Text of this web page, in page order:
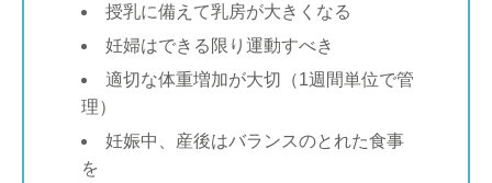
授乳に備えて乳房が大きくなる
妊婦はできる限り運動すべき
適切な体重増加が大切（1週間単位で管
理）
妊娠中、産後はバランスのとれた食事
を